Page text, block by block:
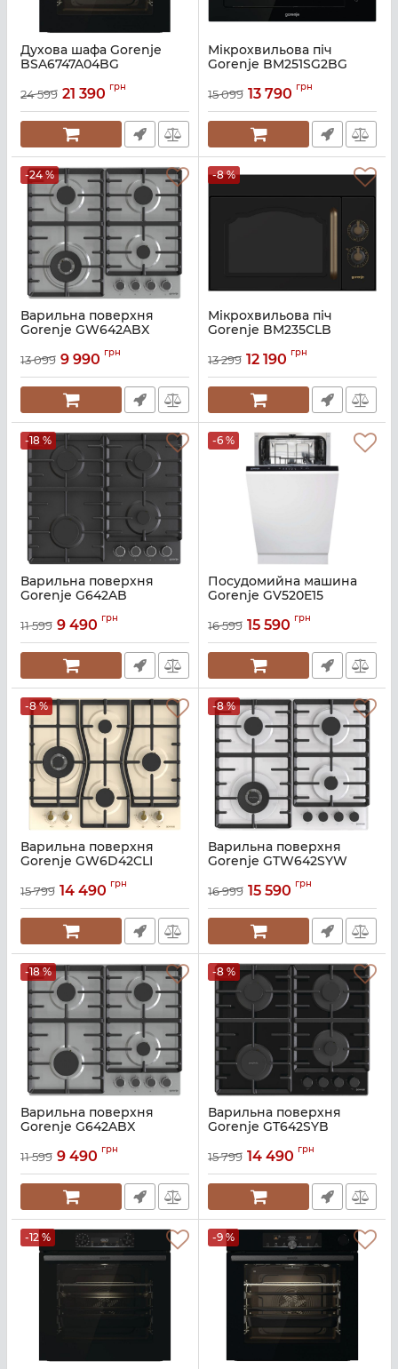
Духова шафа Gorenje
BSA6747A04BG
24 599 21 390 грн
Мікрохвильова піч
Gorenje BM251SG2BG
15 099 13 790 грн
-24 %
Варильна поверхня
Gorenje GW642ABX
13 099 9 990 грн
-8 %
Мікрохвильова піч
Gorenje BM235CLB
13 299 12 190 грн
-18 %
Варильна поверхня
Gorenje G642AB
11 599 9 490 грн
-6 %
Посудомийна машина
Gorenje GV520E15
16 599 15 590 грн
-8 %
Варильна поверхня
Gorenje GW6D42CLI
15 799 14 490 грн
-8 %
Варильна поверхня
Gorenje GTW642SYW
16 999 15 590 грн
-18 %
Варильна поверхня
Gorenje G642ABX
11 599 9 490 грн
-8 %
Варильна поверхня
Gorenje GT642SYB
15 799 14 490 грн
-12 % -9 %